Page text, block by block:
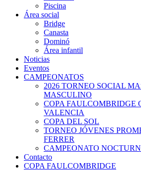
Piscina
Área social
Bridge
Canasta
Dominó
Área infantil
Noticias
Eventos
CAMPEONATOS
2026 TORNEO SOCIAL
MASCULINO
COPA FAULCOMBRIDGE
VALENCIA
COPA DEL SOL
TORNEO JÓVENES
FERRER
CAMPEONATO
Contacto
COPA FAULCOMBRIDGE